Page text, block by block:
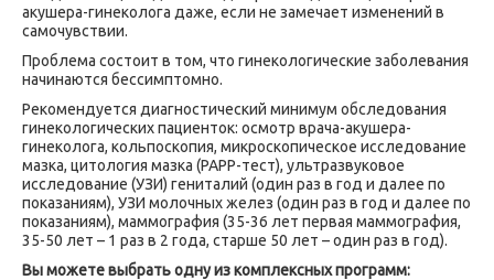
акушера-гинеколога даже, если не замечает изменений в
самочувствии.
Проблема состоит в том, что гинекологические заболевания
начинаются бессимптомно.
Рекомендуется диагностический минимум обследования
гинекологических пациенток: осмотр врача-акушера-
гинеколога, кольпоскопия, микроскопическое исследование
мазка, цитология мазка (РАРР-тест), ультразвуковое
исследование (УЗИ) гениталий (один раз в год и далее по
показаниям), УЗИ молочных желез (один раз в год и далее по
показаниям), маммография (35-36 лет первая маммография,
35-50 лет – 1 раз в 2 года, старше 50 лет – один раз в год).
Вы можете выбрать одну из комплексных программ: